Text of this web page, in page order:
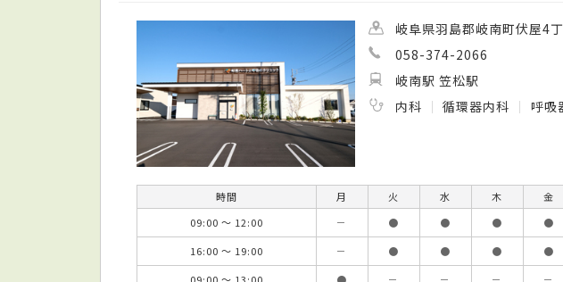
岐阜県羽島郡岐南町伏屋4
058-374-2066
岐南駅 笠松駅
内科
循環器内科 呼吸
時間 月 火 水 木 金
09:00 ～ 12:00
－ ● ● ● ●
16:00 ～ 19:00
－ ● ● ● ●
09:00 ～ 13:00
● － － － －